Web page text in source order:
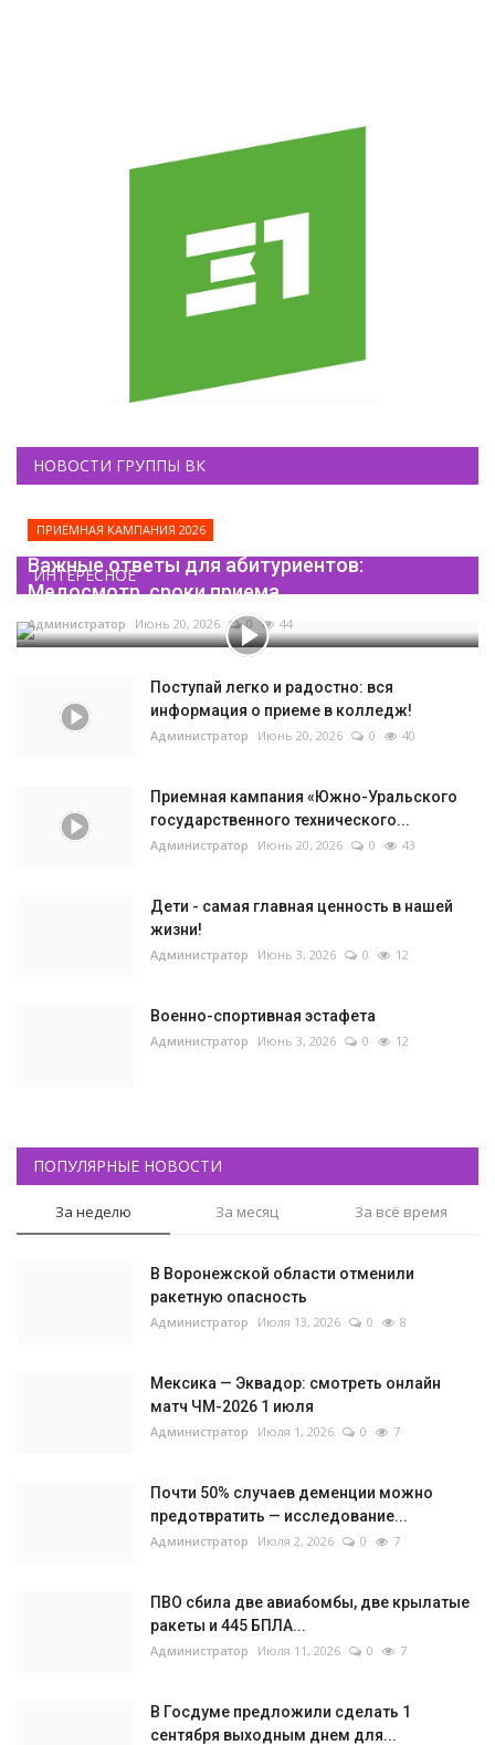
НОВОСТИ ГРУППЫ ВК
ИНТЕРЕСНОЕ
ПРИЁМНАЯ КАМПАНИЯ 2026
Важные ответы для абитуриентов:
Медосмотр, сроки приема...
Администратор Июнь 20, 2026 0 44
Поступай легко и радостно: вся
информация о приеме в колледж!
Администратор Июнь 20, 2026 0 40
Приемная кампания «Южно-Уральского
государственного технического...
Администратор Июнь 20, 2026 0 43
Дети - самая главная ценность в нашей
жизни!
Администратор Июнь 3, 2026 0 12
Военно-спортивная эстафета
Администратор Июнь 3, 2026 0 12
ПОПУЛЯРНЫЕ НОВОСТИ
За неделю За месяц За всё время
В Воронежской области отменили
ракетную опасность
Администратор Июля 13, 2026 0 8
Мексика — Эквадор: смотреть онлайн
матч ЧМ-2026 1 июля
Администратор Июля 1, 2026 0 7
Почти 50% случаев деменции можно
предотвратить — исследование...
Администратор Июля 2, 2026 0 7
ПВО сбила две авиабомбы, две крылатые
ракеты и 445 БПЛА...
Администратор Июля 11, 2026 0 7
В Госдуме предложили сделать 1
сентября выходным днем для...